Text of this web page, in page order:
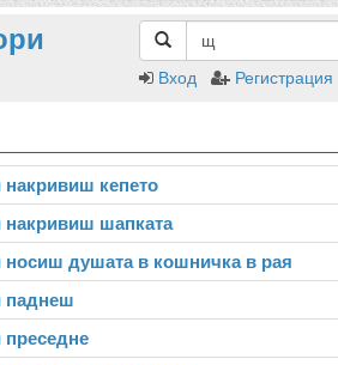
Вход
Регистрация
кепето
шапката
душата в кошничка в рая